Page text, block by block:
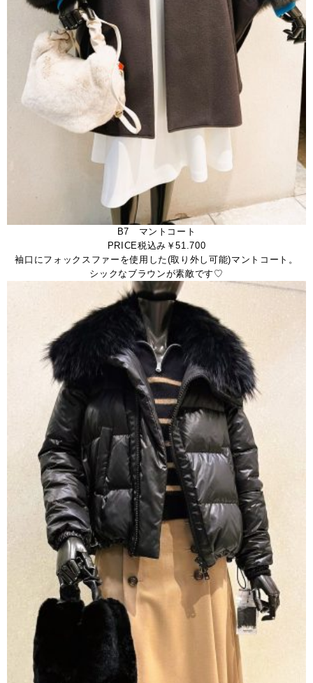
B7 マントコート
PRICE税込み￥51.700
袖口にフォックスファーを使用した(取り外し可能)マントコート。
シックなブラウンが素敵です♡